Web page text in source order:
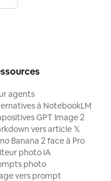
agents
à NotebookLM
GPT Image 2
vers article 𝕏
Banana 2 face à Pro
photo IA
photo
vers prompt